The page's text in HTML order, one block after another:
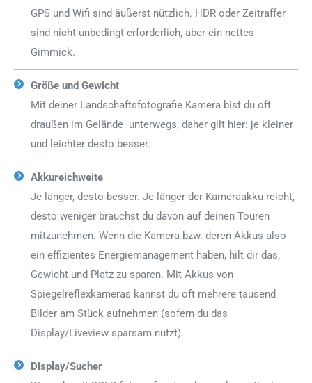
GPS und Wifi sind äußerst nützlich. HDR oder Zeitraffer
sind nicht unbedingt erforderlich, aber ein nettes
Gimmick.
Größe und Gewicht
Mit deiner Landschaftsfotografie Kamera bist du oft
draußen im Gelände unterwegs, daher gilt hier: je kleiner
und leichter desto besser.
Akkureichweite
Je länger, desto besser. Je länger der Kameraakku reicht,
desto weniger brauchst du davon auf deinen Touren
mitzunehmen. Wenn die Kamera bzw. deren Akkus also
ein effizientes Energiemanagement haben, hilt dir das,
Gewicht und Platz zu sparen. Mit Akkus von
Spiegelreflexkameras kannst du oft mehrere tausend
Bilder am Stück aufnehmen (sofern du das
Display/Liveview sparsam nutzt).
Display/Sucher